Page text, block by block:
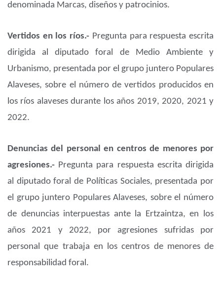
denominada Marcas, diseños y patrocinios.
Vertidos en los ríos.- Pregunta para respuesta escrita
dirigida al diputado foral de Medio Ambiente y
Urbanismo, presentada por el grupo juntero Populares
Alaveses, sobre el número de vertidos producidos en
los ríos alaveses durante los años 2019, 2020, 2021 y
2022.
Denuncias del personal en centros de menores por
agresiones.- Pregunta para respuesta escrita dirigida
al diputado foral de Políticas Sociales, presentada por
el grupo juntero Populares Alaveses, sobre el número
de denuncias interpuestas ante la Ertzaintza, en los
años 2021 y 2022, por agresiones sufridas por
personal que trabaja en los centros de menores de
responsabilidad foral.